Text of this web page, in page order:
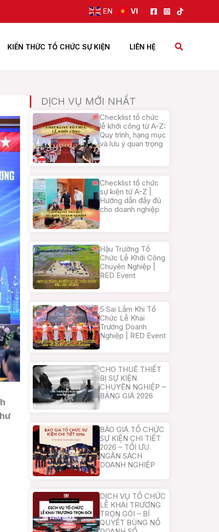
EN VI
KIẾN THỨC TỔ CHỨC SỰ KIỆN LIÊN HỆ
Tìm
DỊCH VỤ MỚI NHẤT
Checklist tổ chức
lễ khởi công từ A-Z:
Quy trình, hạng mục
và lưu ý quan trọng
Checklist tổ chức
sự kiện từ A-Z |
Hướng dẫn đầy đủ
cho doanh nghiệp
Hậu Trường Tổ
Chức Lễ Khởi Công
Chuyên Nghiệp |
RED Event
5 Sai Lầm Khi Tổ
Chức Lễ Khai
Trương Doanh
Nghiệp | RED Event
CHO THUÊ THIẾT
BỊ SỰ KIỆN
CHUYÊN NGHIỆP –
BẢNG GIÁ 2026
BÁO GIÁ TỔ CHỨC
SỰ KIỆN CHI TIẾT
2026 – TỐI ƯU
NGÂN SÁCH
DOANH NGHIỆP
DỊCH VỤ TỔ CHỨC
LỄ KHAI TRƯƠNG
TRỌN GÓI – BÍ
QUYẾT BÙNG NỔ